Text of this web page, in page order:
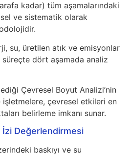
kadar) tüm aşamalarındaki
ve sistematik olarak
su, üretilen atık ve emisyonlar
dört aşamada analiz
Çevresel Boyut Analizi’nin
işletmelere, çevresel etkileri en
belirleme imkanı sunar.
İzi Değerlendirmesi
baskıyı ve su